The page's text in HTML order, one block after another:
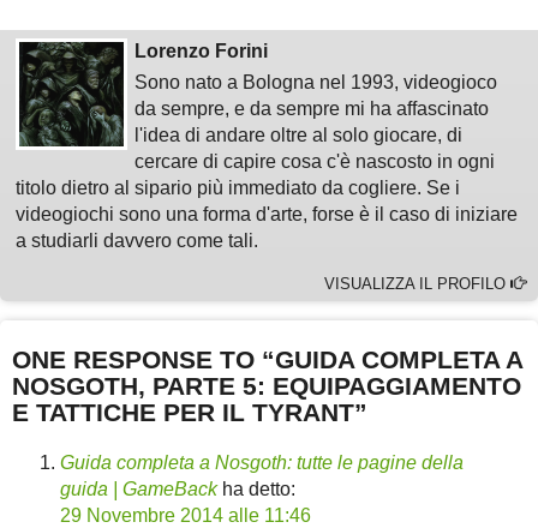
Lorenzo Forini
Sono nato a Bologna nel 1993, videogioco
da sempre, e da sempre mi ha affascinato
l'idea di andare oltre al solo giocare, di
cercare di capire cosa c'è nascosto in ogni
titolo dietro al sipario più immediato da cogliere. Se i
videogiochi sono una forma d'arte, forse è il caso di iniziare
a studiarli davvero come tali.
VISUALIZZA IL PROFILO
ONE RESPONSE TO “GUIDA COMPLETA A
NOSGOTH, PARTE 5: EQUIPAGGIAMENTO
E TATTICHE PER IL TYRANT”
Guida completa a Nosgoth: tutte le pagine della
guida | GameBack ha detto:
29 Novembre 2014 alle 11:46